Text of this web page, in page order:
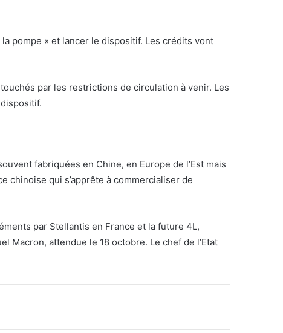
pompe » et lancer le dispositif. Les crédits vont
par les restrictions de circulation à venir. Les
fabriquées en Chine, en Europe de l’Est mais
chinoise qui s’apprête à commercialiser de
par Stellantis en France et la future 4L,
Macron, attendue le 18 octobre. Le chef de l’Etat